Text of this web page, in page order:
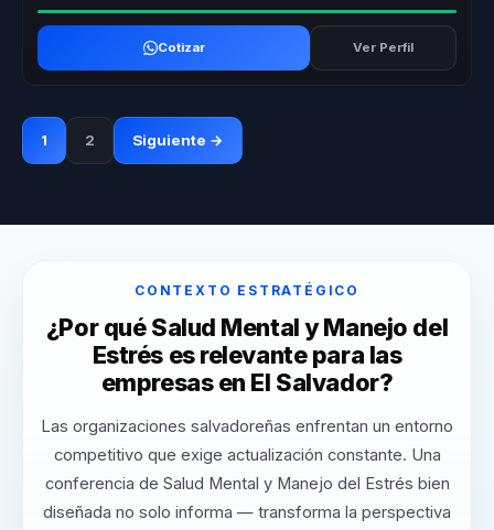
Cotizar Ver Perfil
1 2 Siguiente →
CONTEXTO ESTRATÉGICO
¿Por qué Salud Mental y Manejo del
Estrés es relevante para las
empresas en El Salvador?
Las organizaciones salvadoreñas enfrentan un entorno
competitivo que exige actualización constante. Una
conferencia de Salud Mental y Manejo del Estrés bien
diseñada no solo informa — transforma la perspectiva